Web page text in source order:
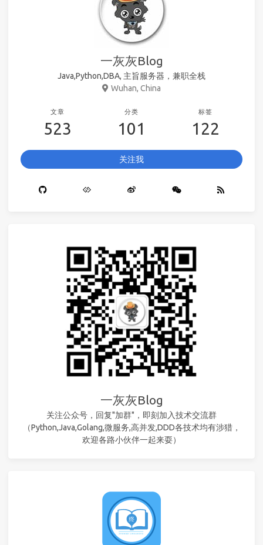
一灰灰Blog
Java,Python,DBA, 主旨服务器，兼职全栈
Wuhan, China
文章
523
分类
101
标签
122
关注我
一灰灰Blog
关注公众号，回复"加群"，即刻加入技术交流群
（Python,Java,Golang,微服务,高并发,DDD各技术均有涉猎，
欢迎各路小伙伴一起来耍）